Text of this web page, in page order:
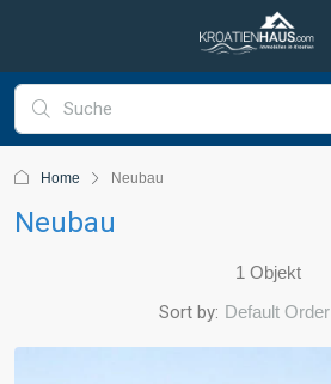
Home Neubau
Neubau
1 Objekt
Sort by: Default Order